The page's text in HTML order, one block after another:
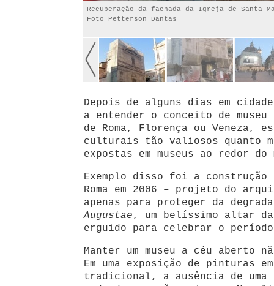
Recuperação da fachada da Igreja de
Foto Petterson Dantas
Depois de alguns dias em
a entender o conceito de
de Roma, Florença ou Veneza,
culturais tão valiosos quanto
expostas em museus ao redor do
Exemplo disso foi a construção
Roma em 2006 – projeto do
apenas para proteger da
Augustae, um belíssimo altar
erguido para celebrar o período
Manter um museu a céu aberto
Em uma exposição de pinturas em
tradicional, a ausência de uma